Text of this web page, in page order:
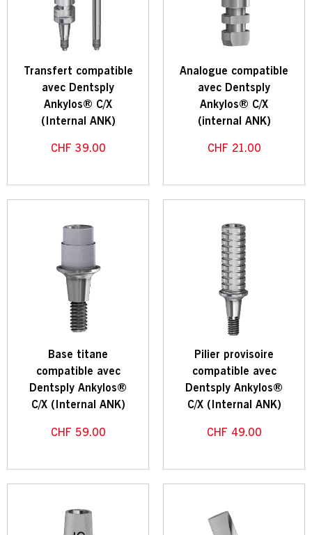
Transfert compatible
avec Dentsply
Ankylos® C/X
(Internal ANK)
CHF 39.00
Analogue compatible
avec Dentsply
Ankylos® C/X
(internal ANK)
CHF 21.00
Base titane
compatible avec
Dentsply Ankylos®
C/X (Internal ANK)
CHF 59.00
Pilier provisoire
compatible avec
Dentsply Ankylos®
C/X (Internal ANK)
CHF 49.00